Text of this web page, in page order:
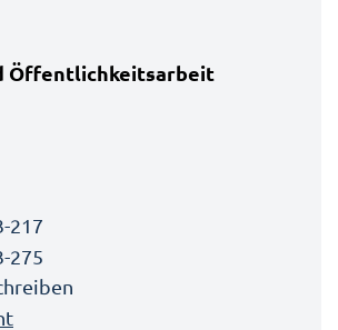
Öffentlichkeitsarbeit
217
275